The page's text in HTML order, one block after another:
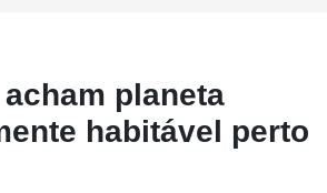
planeta
habitável perto